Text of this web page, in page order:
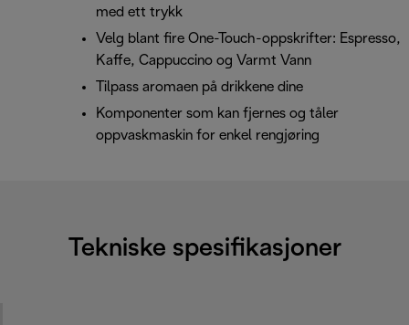
med ett trykk
Velg blant fire One-Touch-oppskrifter: Espresso,
Kaffe, Cappuccino og Varmt Vann
Tilpass aromaen på drikkene dine
Komponenter som kan fjernes og tåler
oppvaskmaskin for enkel rengjøring
Tekniske spesifikasjoner